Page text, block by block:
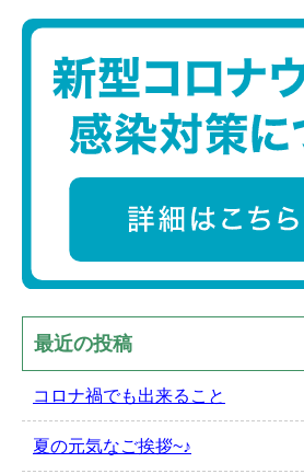
最近の投稿
コロナ禍でも出来ること
夏の元気なご挨拶~♪